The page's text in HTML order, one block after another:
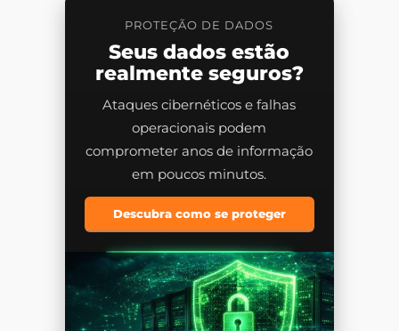
PROTEÇÃO DE DADOS
Seus dados estão
realmente seguros?
Ataques cibernéticos e falhas
operacionais podem
comprometer anos de informação
em poucos minutos.
Descubra como se proteger